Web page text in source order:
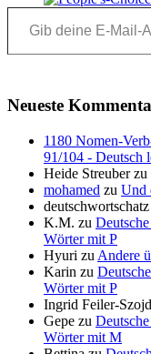
Gib deine E-Mail-Adresse ein ...
Neueste
1180 Nomen-
91/104 - Deutsch
Heide Streuberzu
mohamed zu Und
deutschwortschatz
K.M. zu
Wörter mit P
Hyuri zu Andere
Karin zu
Wörter mit P
Ingrid Feiler-
Gepe zu
Wörter mit M